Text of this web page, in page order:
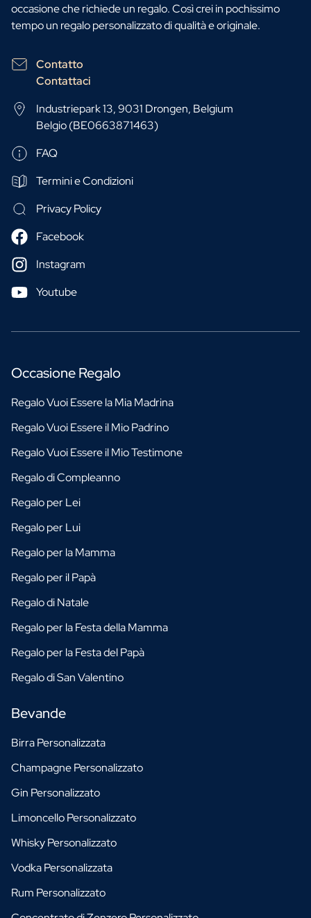
occasione che richiede un regalo. Così crei in pochissimo
tempo un regalo personalizzato di qualità e originale.
Contatto
Contattaci
Industriepark 13, 9031 Drongen, Belgium
Belgio (BE0663871463)
FAQ
Termini e Condizioni
Privacy Policy
Facebook
Instagram
Youtube
Occasione Regalo
Regalo Vuoi Essere la Mia Madrina
Regalo Vuoi Essere il Mio Padrino
Regalo Vuoi Essere il Mio Testimone
Regalo di Compleanno
Regalo per Lei
Regalo per Lui
Regalo per la Mamma
Regalo per il Papà
Regalo di Natale
Regalo per la Festa della Mamma
Regalo per la Festa del Papà
Regalo di San Valentino
Bevande
Birra Personalizzata
Champagne Personalizzato
Gin Personalizzato
Limoncello Personalizzato
Whisky Personalizzato
Vodka Personalizzata
Rum Personalizzato